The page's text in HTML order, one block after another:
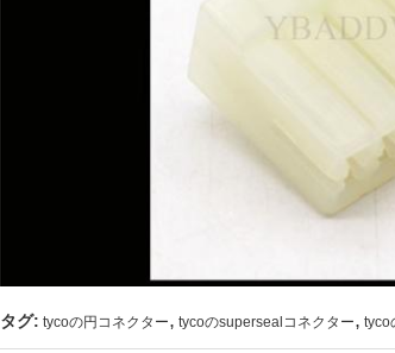
タグ: tycoの円コネクター, tycoのsupersealコネクター, tyco